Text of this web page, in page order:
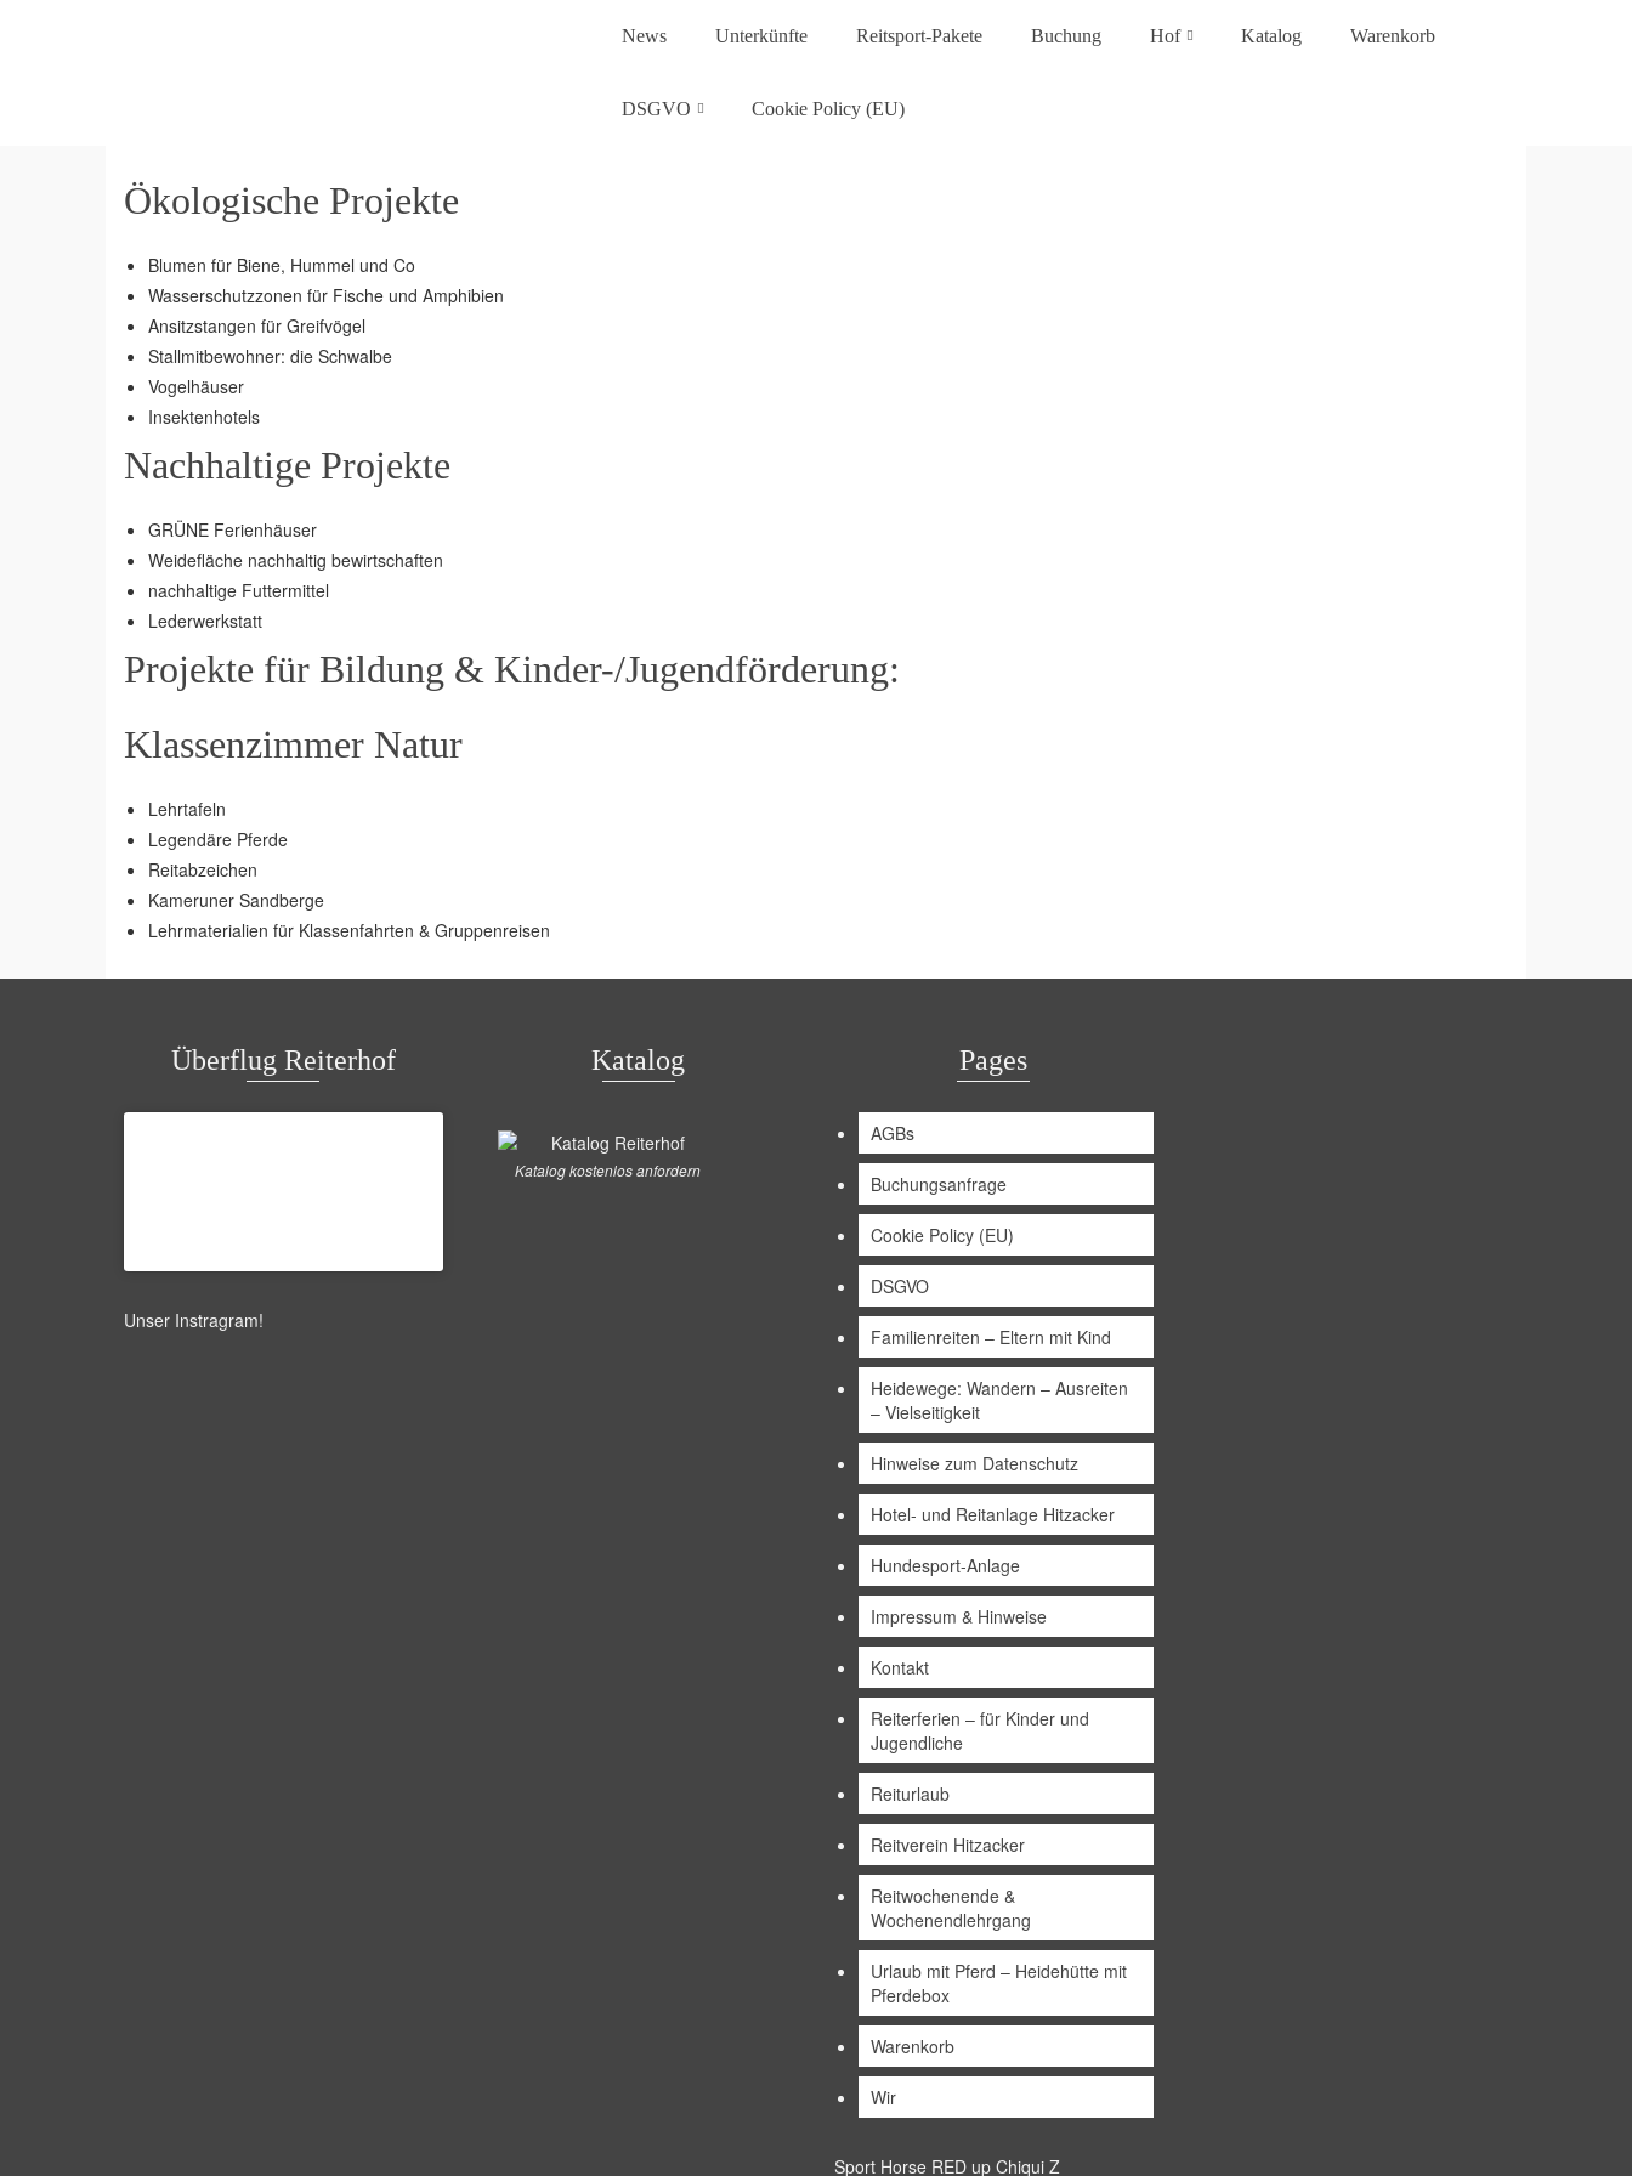
News Unterkünfte Reitsport-Pakete Buchung Hof Katalog Warenkorb
DSGVO Cookie Policy (EU)
Ökologische Projekte
Blumen für Biene, Hummel und Co
Wasserschutzzonen für Fische und Amphibien
Ansitzstangen für Greifvögel
Stallmitbewohner: die Schwalbe
Vogelhäuser
Insektenhotels
Nachhaltige Projekte
GRÜNE Ferienhäuser
Weidefläche nachhaltig bewirtschaften
nachhaltige Futtermittel
Lederwerkstatt
Projekte für Bildung & Kinder-/Jugendförderung:
Klassenzimmer Natur
Lehrtafeln
Legendäre Pferde
Reitabzeichen
Kameruner Sandberge
Lehrmaterialien für Klassenfahrten & Gruppenreisen
Überflug Reiterhof
Unser Instragram!
Katalog
Katalog kostenlos anfordern
Pages
AGBs
Buchungsanfrage
Cookie Policy (EU)
DSGVO
Familienreiten – Eltern mit Kind
Heidewege: Wandern – Ausreiten
– Vielseitigkeit
Hinweise zum Datenschutz
Hotel- und Reitanlage Hitzacker
Hundesport-Anlage
Impressum & Hinweise
Kontakt
Reiterferien – für Kinder und
Jugendliche
Reiturlaub
Reitverein Hitzacker
Reitwochenende &
Wochenendlehrgang
Urlaub mit Pferd – Heidehütte mit
Pferdebox
Warenkorb
Wir
Sport Horse RED up Chiqui Z